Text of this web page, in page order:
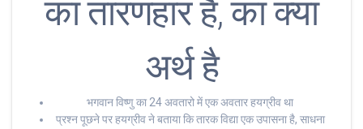
का तारणहार है, का क्या
अर्थ है
भगवान विष्णु का 24 अवतारो में एक अवतार हयग्रीव था
प्रश्न पूछने पर हयग्रीव ने बताया कि तारक विद्या एक उपासना है, साधना